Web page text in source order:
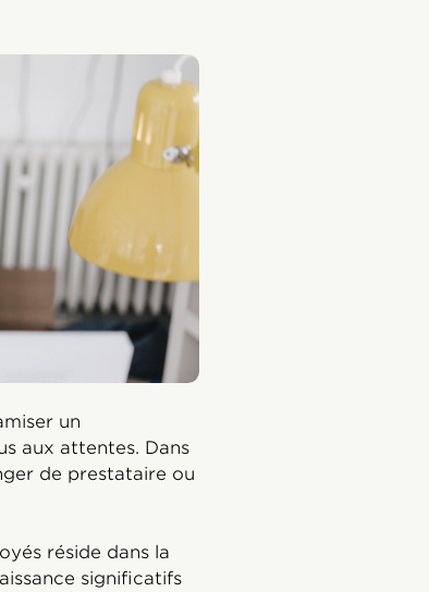
un
aux attentes. Dans
de prestataire ou
réside dans la
significatifs